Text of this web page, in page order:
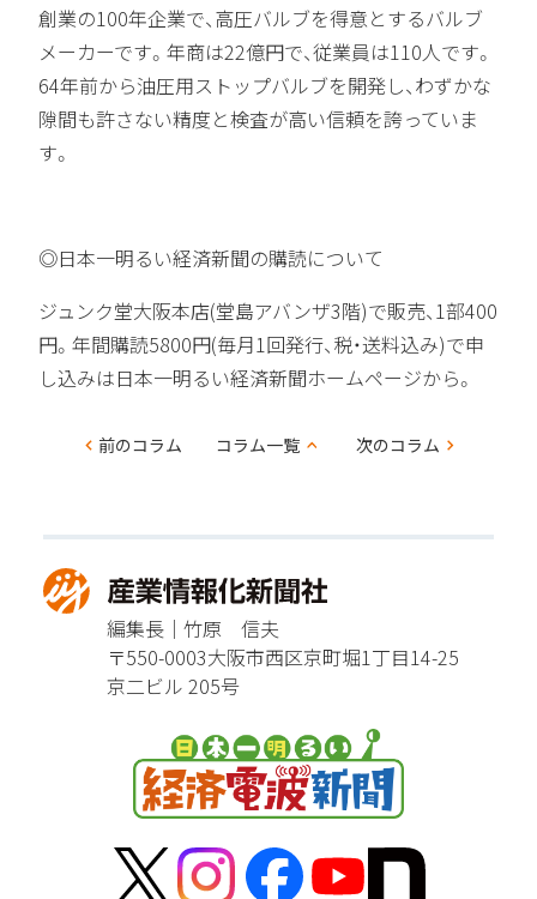
創業の100年企業で、高圧バルブを得意とするバルブ
メーカーです。年商は22億円で、従業員は110人です。
64年前から油圧用ストップバルブを開発し、わずかな
隙間も許さない精度と検査が高い信頼を誇っていま
す。
◎日本一明るい経済新聞の購読について
ジュンク堂大阪本店(堂島アバンザ3階)で販売、1部400
円。年間購読5800円(毎月1回発行、税・送料込み)で申
し込みは日本一明るい経済新聞ホームページから。
コ
ナ
ビ
ゲー
ショ
前のコラム 次のコラム
コラム一覧
編集長｜竹原 信夫
〒550-0003大阪市西区京町堀1丁目14-25
京二ビル 205号